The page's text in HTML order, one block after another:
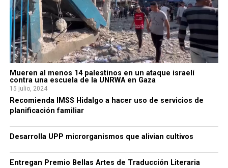
Mueren al menos 14 palestinos en un ataque israelí
contra una escuela de la UNRWA en Gaza
15 julio, 2024
Recomienda IMSS Hidalgo a hacer uso de servicios de
planificación familiar
Desarrolla UPP microrganismos que alivian cultivos
Entregan Premio Bellas Artes de Traducción Literaria